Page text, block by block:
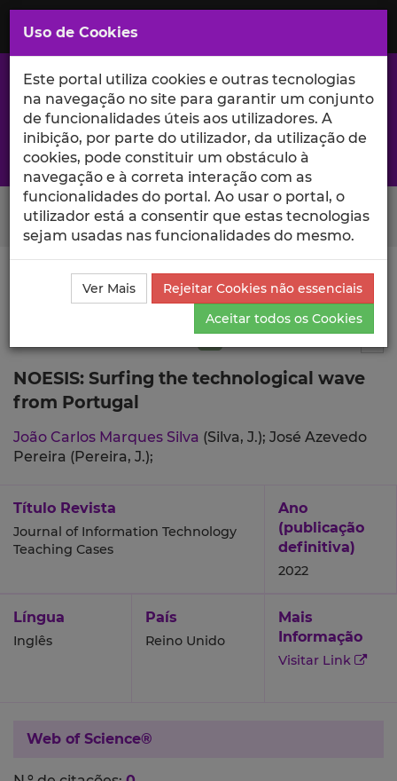
Saltar
para
Conteúdo
Principal
A excelência da investigação e ciência no Iscte
Search Button
Ciência_Iscte Publicações
Descrição Detalhada da
Publicação
NOESIS: Surfing the technological wave
from Portugal
João Carlos Marques Silva (Silva, J.); José Azevedo
Pereira (Pereira, J.);
Título Revista
Journal of Information Technology
Teaching Cases
Ano
(publicação
definitiva)
2022
Língua
Inglês
País
Reino Unido
Mais
Informação
Visitar Link
Web of Science®
Uso de Cookies
Este portal utiliza cookies e outras tecnologias
na navegação no site para garantir um conjunto
de funcionalidades úteis aos utilizadores. A
inibição, por parte do utilizador, da utilização de
cookies, pode constituir um obstáculo à
navegação e à correta interação com as
funcionalidades do portal. Ao usar o portal, o
utilizador está a consentir que estas tecnologias
sejam usadas nas funcionalidades do mesmo.
Ver Mais
Rejeitar Cookies não essenciais
Aceitar todos os Cookies